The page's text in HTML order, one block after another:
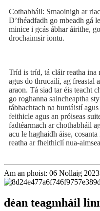
Cothabháil: Smaoinigh ar
D’fhéadfadh go mbeadh gá
minice i gcás ábhar áirithe,
drochaimsir iontu.
Tríd is tríd, tá cláir reatha ina
agus do thrucailí, ag freastal
araon. Tá siad tar éis teacht
go roghanna saincheaptha
tábhachtach na buntáistí
feithicle agus an próiseas
fadtéarmach ar chothabháil
acu le haghaidh áise,
reatha ar fheithiclí nua-
Am an phoist: 06 Nollaig 2023
déan teagmháil